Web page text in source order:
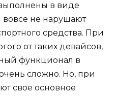
в виде
вовсе не нарушают
средства. При
от таких девайсов,
функционал в
сложно. Но, при
свое основное